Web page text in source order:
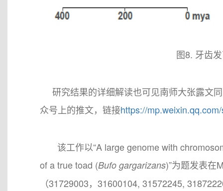
图8. 牙齿
研究结果的详细解读也可见南师大张露文
众号上的推文，链接https://
该工作以“A large genome with
of a true toad (Bufo gargarizans)”为题发表在
（31729003，31600104, 31572245,